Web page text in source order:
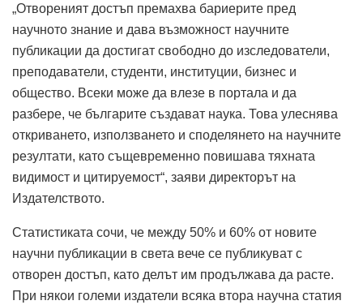
„Отвореният достъп премахва бариерите пред
научното знание и дава възможност научните
публикации да достигат свободно до изследователи,
преподаватели, студенти, институции, бизнес и
общество. Всеки може да влезе в портала и да
разбере, че българите създават наука. Това улеснява
откриването, използването и споделянето на научните
резултати, като същевременно повишава тяхната
видимост и цитируемост“, заяви директорът на
Издателството.
Статистиката сочи, че между 50% и 60% от новите
научни публикации в света вече се публикуват с
отворен достъп, като делът им продължава да расте.
При някои големи издатели всяка втора научна статия